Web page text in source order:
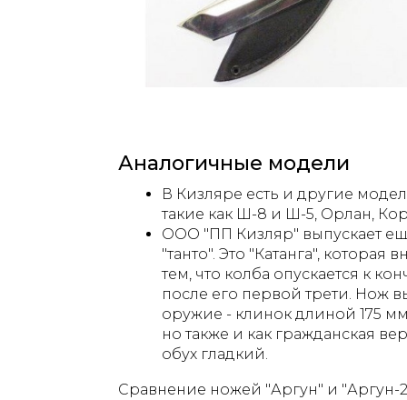
Аналогичные модели
В Кизляре есть и другие
такие как Ш-8 и Ш-5, Орлан,
ООО "ПП Кизляр" выпускает
"танто". Это "Катанга", которая
тем, что колба опускается к
после его первой трети. Нож
оружие - клинок длиной 175
но также и как гражданская
обух гладкий.
Сравнение ножей "Аргун" и "Аргун-